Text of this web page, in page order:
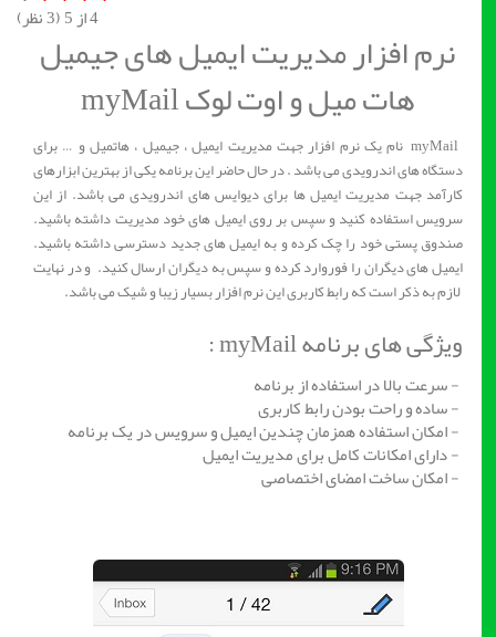
از 5 ( 3نظر)
نرم افزار مدیریت ایمیل های جیمیل
هات میل و اوت لوک myMail
myMail نام یک نرم افزار جهت مدیریت ایمیل ، جیمیل ، هاتمیل و … برای
دستگاه های اندرویدی می باشد . در حال حاضر این برنامه یکی از بهترین ابزارهای
کارآمد جهت مدیریت ایمیل ها برای دیوایس های اندرویدی می باشد. از این
سرویس استفاده کنید و سپس بر روی ایمیل های خود مدیریت داشته باشید.
صندوق پستی خود را چک کرده و به ایمیل های جدید دسترسی داشته باشید.
ایمیل های دیگران را فوروارد کرده و سپس به دیگران ارسال کنید. و در نهایت
لازم به ذکر است که رابط کاربری این نرم افزار بسیار زیبا و شیک می باشد.
ویژگی های برنامه myMail :
- سرعت بالا در استفاده از برنامه
- ساده و راحت بودن رابط کاربری
- امکان استفاده همزمان چندین ایمیل و سرویس در یک برنامه
- دارای امکانات کامل برای مدیریت ایمیل
- امکان ساخت امضای اختصاصی